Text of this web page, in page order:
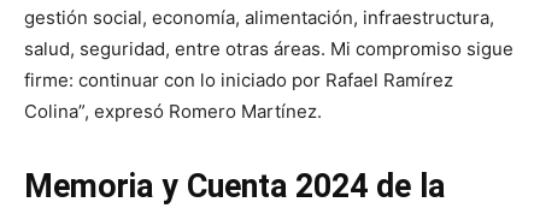
gestión social, economía, alimentación, infraestructura,
salud, seguridad, entre otras áreas. Mi compromiso sigue
firme: continuar con lo iniciado por Rafael Ramírez
Colina”, expresó Romero Martínez.
Memoria y Cuenta 2024 de la